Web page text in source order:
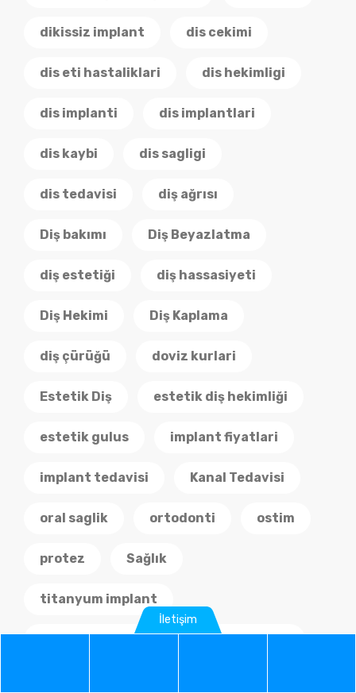
dikissiz implant dis cekimi
dis eti hastaliklari dis hekimligi
dis implanti dis implantlari
dis kaybi dis sagligi
dis tedavisi diş ağrısı
Diş bakımı Diş Beyazlatma
diş estetiği diş hassasiyeti
Diş Hekimi Diş Kaplama
diş çürüğü doviz kurlari
Estetik Diş estetik diş hekimliği
estetik gulus implant fiyatlari
implant tedavisi Kanal Tedavisi
oral saglik ortodonti ostim
protez Sağlık
titanyum implant
titanyum implantlar Zirkonyum
İletişim